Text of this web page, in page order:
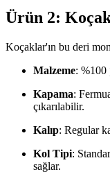
Ürün 2:
Koçaklar'ın bu deri
Malzeme: %100
Kapama:
çıkarılabilir.
Kalıp: Regular
Kol Tipi:
sağlar.